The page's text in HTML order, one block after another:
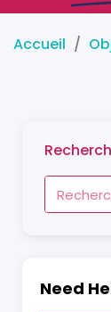
Accueil
Need